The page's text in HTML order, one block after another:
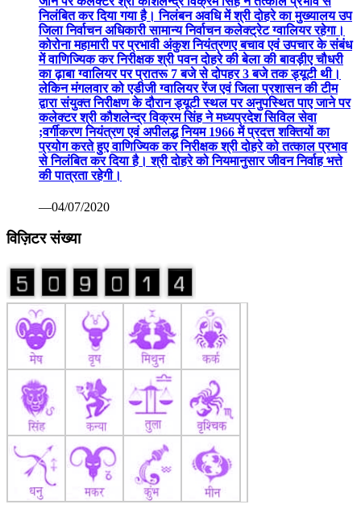
निलंबित कर दिया गया है। निलंबन अवधि में श्री दोहरे का मुख्यालय उप
जिला निर्वाचन अधिकारी सामान्य निर्वाचन कलेक्ट्रेट ग्वालियर रहेगा।
कोरोना महामारी पर प्रभावी अंकुश नियंत्रणए बचाव एवं उपचार के संबंध
में वाणिज्यिक कर निरीक्षक श्री पवन दोहरे की बेला की बावड़ीए चौधरी
का ढ़ाबा ग्वालियर पर प्रातरू 7 बजे से दोपहर 3 बजे तक ड्यूटी थी।
लेकिन मंगलवार को एडीजी ग्वालियर रेंज एवं जिला प्रशासन की टीम
द्वारा संयुक्त निरीक्षण के दौरान ड्यूटी स्थल पर अनुपस्थित पाए जाने पर
कलेक्टर श्री कौशलेन्द्र विक्रम सिंह ने मध्यप्रदेश सिविल सेवा
;वर्गीकरण नियंत्रण एवं अपीलद्ध नियम 1966 में प्रदत्त शक्तियों का
प्रयोग करते हुए वाणिज्यिक कर निरीक्षक श्री दोहरे को तत्काल प्रभाव
से निलंबित कर दिया है। श्री दोहरे को नियमानुसार जीवन निर्वाह भत्ते
की पात्रता रहेगी।
—04/07/2020
विज़िटर संख्या